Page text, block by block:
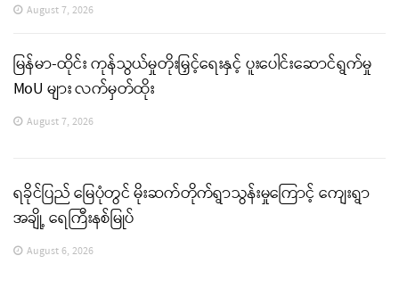
August 7, 2026
မြန်မာ-ထိုင်း ကုန်သွယ်မှုတိုးမြှင့်ရေးနှင့် ပူးပေါင်းဆောင်ရွက်မှု
MoU များ လက်မှတ်ထိုး
August 7, 2026
ရခိုင်ပြည် မြေပုံတွင် မိုးဆက်တိုက်ရွာသွန်းမှုကြောင့် ကျေးရွာ
အချို့ ရေကြီးနစ်မြုပ်
August 6, 2026